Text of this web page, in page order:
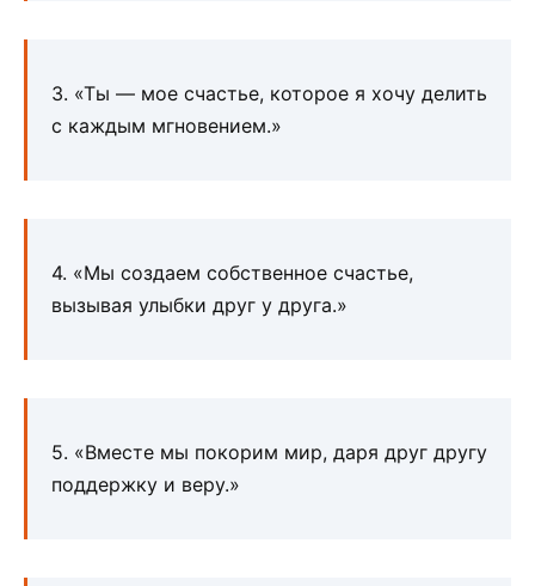
3. «Ты — мое счастье, которое я хочу делить
с каждым мгновением.»
4. «Мы создаем собственное счастье,
вызывая улыбки друг у друга.»
5. «Вместе мы покорим мир, даря друг другу
поддержку и веру.»